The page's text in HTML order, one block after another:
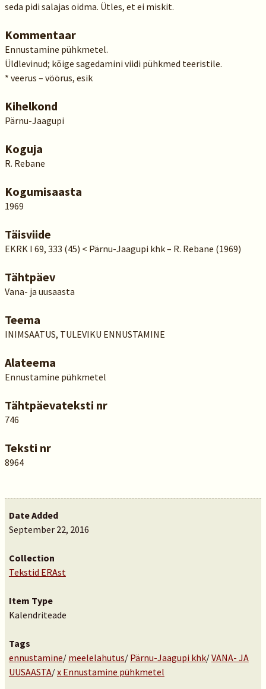
seda pidi salajas oidma. Ütles, et ei miskit.
Kommentaar
Ennustamine pühkmetel.
Üldlevinud; kõige sagedamini viidi pühkmed teeristile.
* veerus – vöörus, esik
Kihelkond
Pärnu-Jaagupi
Koguja
R. Rebane
Kogumisaasta
1969
Täisviide
EKRK I 69, 333 (45) < Pärnu-Jaagupi khk – R. Rebane (1969)
Tähtpäev
Vana- ja uusaasta
Teema
INIMSAATUS, TULEVIKU ENNUSTAMINE
Alateema
Ennustamine pühkmetel
Tähtpäevateksti nr
746
Teksti nr
8964
Date Added
September 22, 2016
Collection
Tekstid ERAst
Item Type
Kalendriteade
Tags
ennustamine/ meelelahutus/ Pärnu-Jaagupi khk/VANA- JA
UUSAASTA/x Ennustamine pühkmetel